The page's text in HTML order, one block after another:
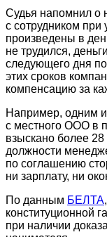
Судья напомнил о
с сотрудником
произведены в
не трудился,
следующего дня
этих сроков
компенсацию за
Например, одним
с местного ООО в
взыскано более
должности
по соглашению
ни зарплату, ни
По данным БЕЛТА
конституционной
при наличии